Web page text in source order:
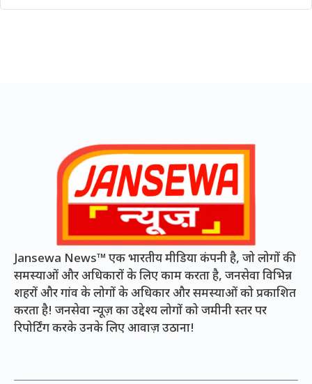
Jansewa News™ एक भारतीय मीडिया कंपनी है, जो लोगों की
समस्याओं और अधिकारों के लिए काम करता है, जनसेवा विभिन्न
शहरों और गांव के लोगों के अधिकार और समस्याओं को प्रकाशित
करता है! जनसेवा न्यूज़ का उद्देश्य लोगों को जमीनी स्तर पर
रिपोर्टिंग करके उनके लिए आवाज़ उठाना!